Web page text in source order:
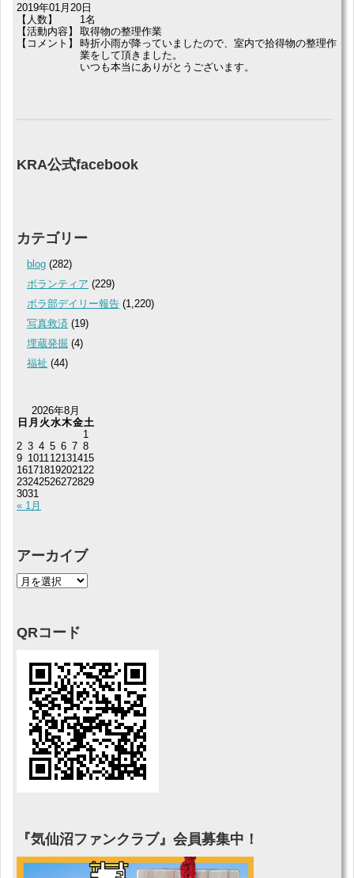
2019年01月20日
【人数】
1名
【活動内容】
取得物の整理作業
【コメント】
時折小雨が降っていましたので、室内で拾得物の整理作
業をして頂きました。
いつも本当にありがとうございます。
KRA公式facebook
カテゴリー
blog (282)
ボランティア (229)
ボラ部デイリー報告 (1,220)
写真救済 (19)
埋蔵発掘 (4)
福祉 (44)
2026年8月
日 月 火水木金土
« 1月
1
2 3 4 5 6 7 8
9 1011 12131415
161718192021 22
23242526272829
3031
アーカイブ
QRコード
『気仙沼ファンクラブ』会員募集中！